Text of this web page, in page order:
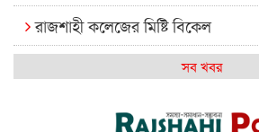
রাজশাহী কলেজের মিষ্টি বিকেল
কেমন আছে আমাদের দেশের মধ্যবিত্তরা
সব খবর